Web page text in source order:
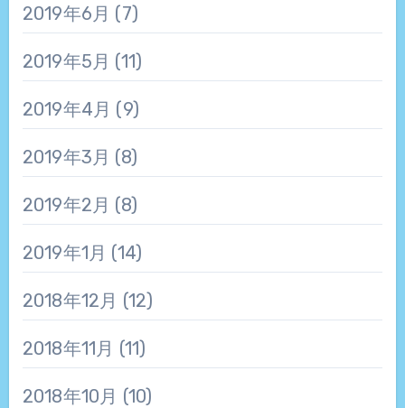
2019年6月 (7)
2019年5月 (11)
2019年4月 (9)
2019年3月 (8)
2019年2月 (8)
2019年1月 (14)
2018年12月 (12)
2018年11月 (11)
2018年10月 (10)